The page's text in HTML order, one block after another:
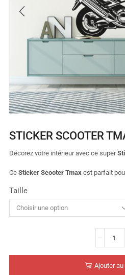
STICKER SCOOTER
Décorez votre intérieur avec ce super
Ce Sticker Scooter Tmax est parfait
Taille
Ajouter au